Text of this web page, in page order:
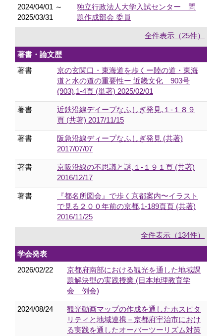
2024/04/01 ～
2025/03/31
独立行政法人大学入試センター 問
題作成部会 委員
全件表示（25件）
著書・論文歴
著書
京の玄関口・東海道を歩くー陸の道・東海
道と水の道の重要性ー 近畿文化 903号
(903),1-4頁 (単著) 2025/02/01
著書
近鉄沿線デイープなふしぎ発見,１-１８９
頁 (共著) 2017/11/15
著書
阪急沿線ディープなふしぎ発見 (共著)
2017/07/07
著書
京阪沿線の不思議と謎,１-１９１頁 (共著)
2016/12/17
著書
『都名所図会』で歩く京都案内〜イラスト
で見る２００年前の京都,1-189頁頁 (共著)
2016/11/25
全件表示（134件）
学会発表
2026/02/22
京都府南部における観光を通した地域課
題解決型の実践授業 (日本地理教育学
会 例会)
2024/08/24
観光動画マップの作成を通したホスピタ
リティと地域連携－京都府宇治市におけ
る実践を通したオーバーツーリズム対策